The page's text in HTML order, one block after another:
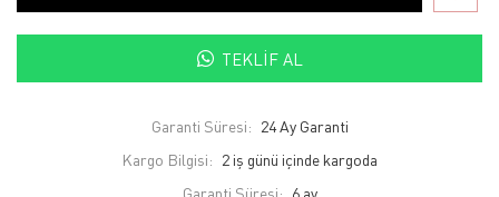
TEKLIF AL
Garanti Süresi: 24 Ay Garanti
Kargo Bilgisi: 2 iş günü içinde kargoda